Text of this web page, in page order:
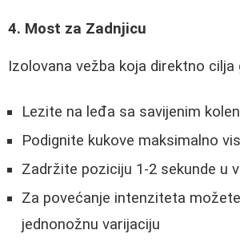
4. Most za Zadnjicu
Izolovana vežba koja direktno cilja
Lezite na leđa sa savijenim
Podignite kukove maksimalno
Zadržite poziciju 1-2 sekunde u
Za povećanje intenziteta
jednonožnu varijaciju